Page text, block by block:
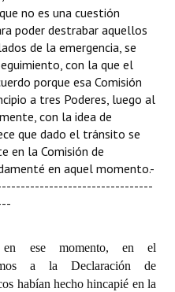
no es una cuestión
poder destrabar aquellos
de la emergencia, se
con la que el
porque esa Comisión
a tres Poderes, luego al
con la idea de
que dado el tránsito se
en la Comisión de
en aquel momento.-
en ese momento, en el
a la Declaración de
habían hecho hincapié en la